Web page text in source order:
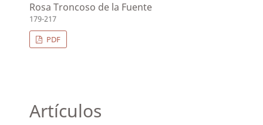
Rosa Troncoso de la Fuente
179-217
PDF
Artículos